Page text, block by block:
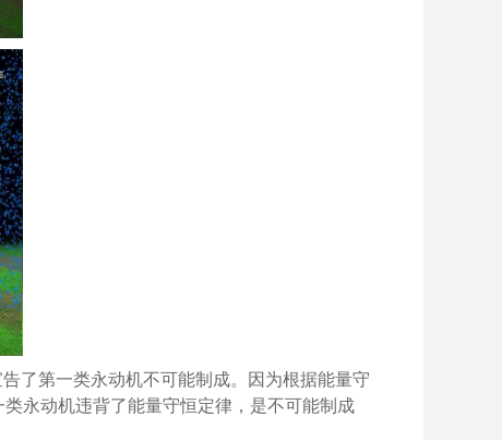
了第一类永动机不可能制成。因为根据能量守
永动机违背了能量守恒定律，是不可能制成